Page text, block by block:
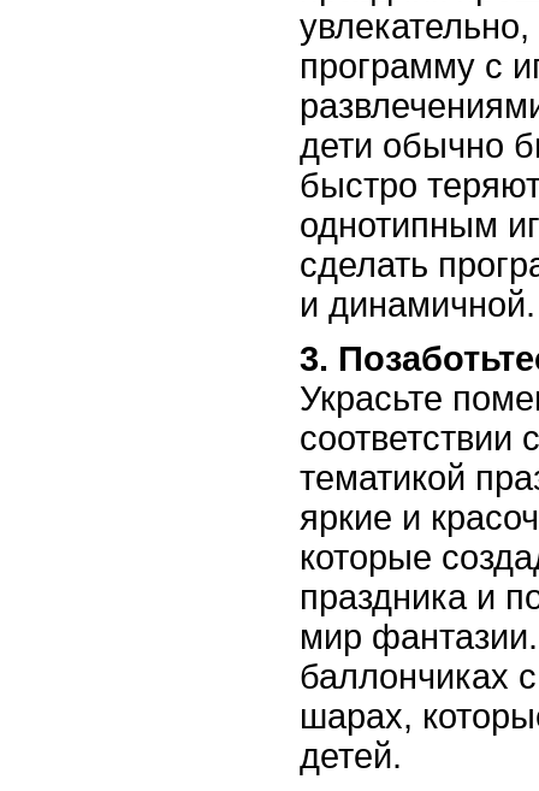
программу с
дети обычно
быстро
однотипным
сделать
и динамичной.
3.
Украсьте
соответствии
тематикой
яркие и
которые
праздника и
мир
баллончиках
шарах,
детей.